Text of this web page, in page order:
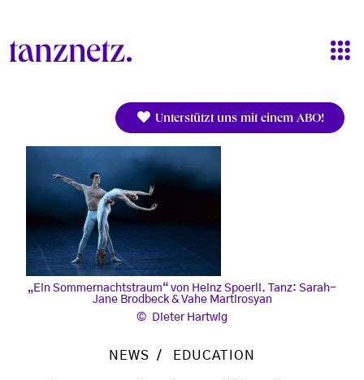
Unterstützt uns mit einem ABO!
„Ein Sommernachtstraum“ von Heinz Spoerli. Tanz: Sarah-
Jane Brodbeck & Vahe Martirosyan
Dieter Hartwig
NEWS EDUCATION